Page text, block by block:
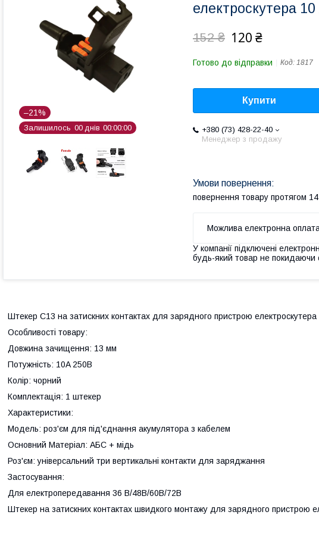
–21%
Залишилось 00 днів 00 00 00
електроскутера
152 ₴ 120 ₴
Готово до відправки Код: 1817
Купити
+380 (73) 428-22-40
Менеджер з продажу
повернення товару протягом 14
У компанії підключені
будь-який товар не покидаючи
Штекер C13 на затискних контактах для зарядного пристрою
Особливості товару:
Довжина зачищення: 13 мм
Потужність: 10A 250B
Колір: чорний
Комплектація: 1 штекер
Характеристики:
Модель: роз'єм для під'єднання акумулятора з кабелем
Основний Матеріал: АБС + мідь
Роз'єм: універсальний три вертикальні контакти для заряджання
Застосування:
Для електропередавання 36 В/48В/60В/72В
Штекер на затискних контактах швидкого монтажу для зарядного пристрою